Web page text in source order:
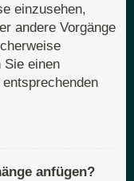
einzusehen,
andere Vorgänge
Sie einen
anfügen?